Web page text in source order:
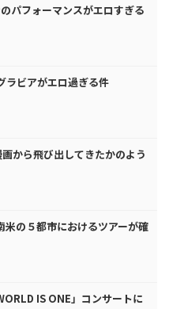
のパフォーマンスがエロすぎる
ラビアがエロ過ぎる件
から飛び出してきたかのよう
米の５都市におけるツアーが確
IS ONE」コンサートに